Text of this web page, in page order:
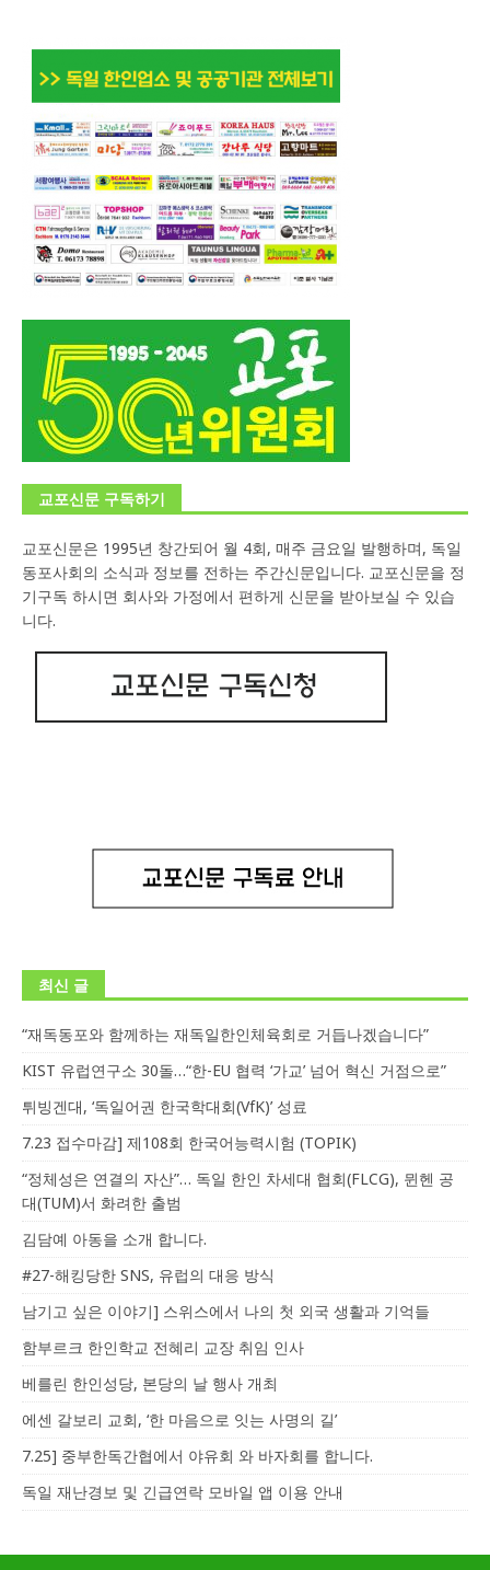
교포신문 구독하기
교포신문은 1995년 창간되어 월 4회, 매주 금요일 발행하며, 독일
동포사회의 소식과 정보를 전하는 주간신문입니다. 교포신문을 정
기구독 하시면 회사와 가정에서 편하게 신문을 받아보실 수 있습
니다.
최신 글
“재독동포와 함께하는 재독일한인체육회로 거듭나겠습니다”
KIST 유럽연구소 30돌…“한-EU 협력 ‘가교’ 넘어 혁신 거점으로”
튀빙겐대, ‘독일어권 한국학대회(VfK)’ 성료
7.23 접수마감] 제108회 한국어능력시험 (TOPIK)
“정체성은 연결의 자산”… 독일 한인 차세대 협회(FLCG), 뮌헨 공
대(TUM)서 화려한 출범
김담예 아동을 소개 합니다.
#27-해킹당한 SNS, 유럽의 대응 방식
남기고 싶은 이야기] 스위스에서 나의 첫 외국 생활과 기억들
함부르크 한인학교 전혜리 교장 취임 인사
베를린 한인성당, 본당의 날 행사 개최
에센 갈보리 교회, ‘한 마음으로 잇는 사명의 길’
7.25] 중부한독간협에서 야유회 와 바자회를 합니다.
독일 재난경보 및 긴급연락 모바일 앱 이용 안내